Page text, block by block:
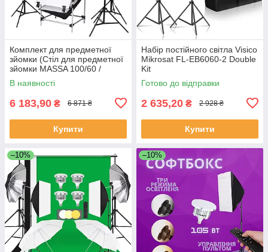
Комплект для предметної
зйомки (Стіл для предметної
зйомки MASSA 100/60 /
софтбокси)
В наявності
6 183,90 ₴ 6 871 ₴
Купити
Набір постійного світла Visico
Mikrosat FL-EB6060-2 Double
Kit
Готово до відправки
2 635,20 ₴ 2 928 ₴
Купити
–10% –10%